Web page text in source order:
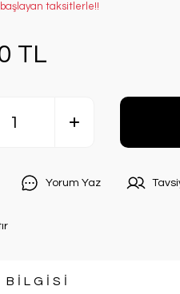
başlayan taksitlerle!!
TL
Yorum Yaz
BİLGİSİ